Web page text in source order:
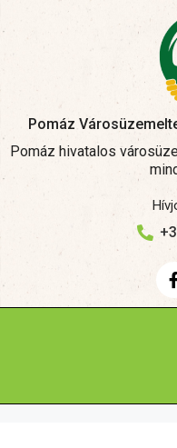
Pomáz
Pomáz hivatalos